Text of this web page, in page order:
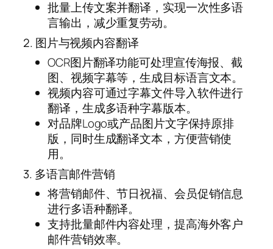
批量上传文案并翻译，实现一次性多语
言输出，减少重复劳动。
2. 图片与视频内容翻译
OCR图片翻译功能可处理宣传海报、截
图、视频字幕等，生成目标语言文本。
视频内容可通过字幕文件导入软件进行
翻译，生成多语种字幕版本。
对品牌Logo或产品图片文字保持原排
版，同时生成翻译文本，方便营销使
用。
3. 多语言邮件营销
将营销邮件、节日祝福、会员促销信息
进行多语种翻译。
支持批量邮件内容处理，提高海外客户
邮件营销效率。